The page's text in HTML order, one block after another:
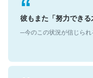
彼もまた「努力でき
─今のこの状況が信じら